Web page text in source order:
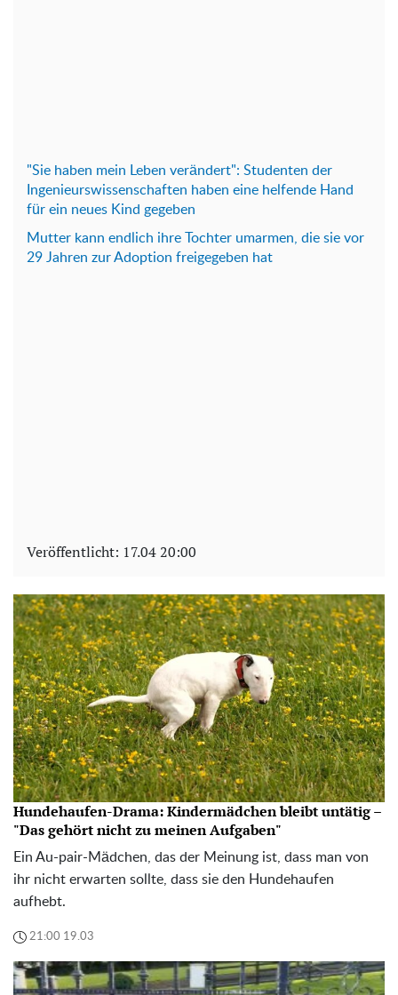
"Sie haben mein Leben verändert": Studenten der
Ingenieurswissenschaften haben eine helfende Hand
für ein neues Kind gegeben
Mutter kann endlich ihre Tochter umarmen, die sie vor
29 Jahren zur Adoption freigegeben hat
Veröffentlicht: 17.04 20:00
Hundehaufen-Drama: Kindermädchen bleibt untätig –
"Das gehört nicht zu meinen Aufgaben"
Ein Au-pair-Mädchen, das der Meinung ist, dass man von
ihr nicht erwarten sollte, dass sie den Hundehaufen
aufhebt.
21:00 19.03